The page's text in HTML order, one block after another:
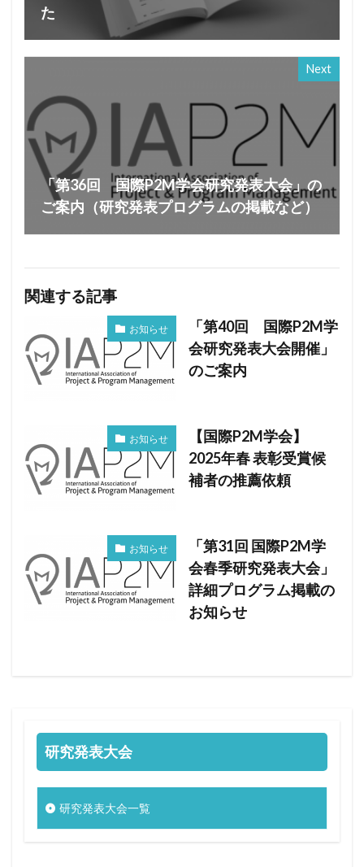
た
Next
「第36回 国際P2M学会研究発表大会」の
ご案内（研究発表プログラムの掲載など）
関連する記事
お知らせ
「第40回 国際P2M学
会研究発表大会開催」
のご案内
お知らせ
【国際P2M学会】
2025年春 表彰受賞候
補者の推薦依頼
お知らせ
「第31回 国際P2M学
会春季研究発表大会」
詳細プログラム掲載の
お知らせ
研究発表大会
研究発表大会一覧